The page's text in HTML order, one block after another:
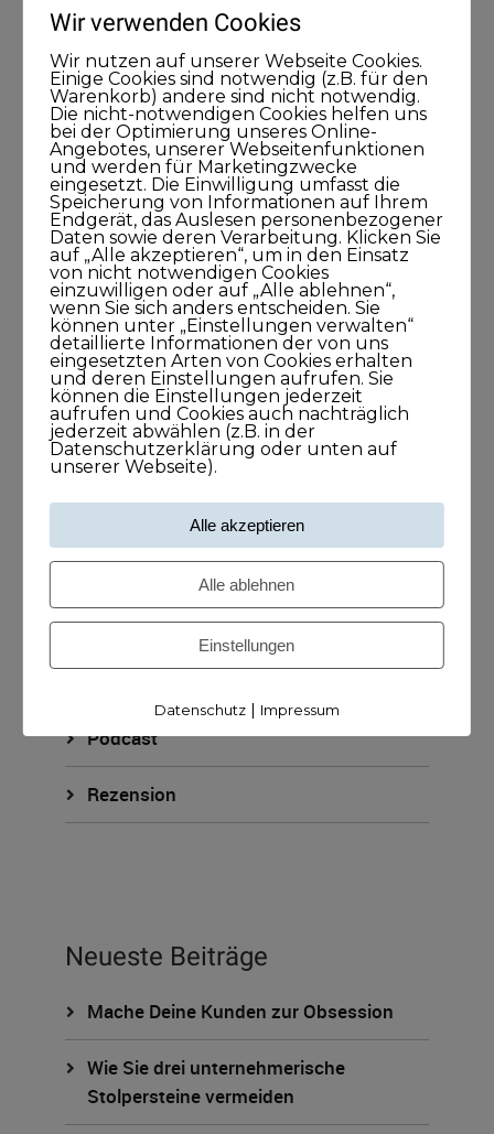
Kategorien
Blog
KUNDISCHgedacht
KUNDISCHimpuls
KUNDISCHkonkret
KUNDISCHleben
KUNDISCHpositioniert
KUNDISCHstory
KUNDISCHstrategie
KUNDISCHverkauf
KUNDISCHzukunft
Podcast
Rezension
Neueste Beiträge
Mache Deine Kunden zur Obsession
Wie Sie drei unternehmerische
Stolpersteine vermeiden
Wir verwenden Cookies
Wir nutzen auf unserer Webseite Cookies.
Einige Cookies sind notwendig (z.B. für den
Warenkorb) andere sind nicht notwendig.
Die nicht-notwendigen Cookies helfen uns
bei der Optimierung unseres Online-
Angebotes, unserer Webseitenfunktionen
und werden für Marketingzwecke
eingesetzt. Die Einwilligung umfasst die
Speicherung von Informationen auf Ihrem
Endgerät, das Auslesen personenbezogener
Daten sowie deren Verarbeitung. Klicken Sie
auf „Alle akzeptieren“, um in den Einsatz
von nicht notwendigen Cookies
einzuwilligen oder auf „Alle ablehnen“,
wenn Sie sich anders entscheiden. Sie
können unter „Einstellungen verwalten“
detaillierte Informationen der von uns
eingesetzten Arten von Cookies erhalten
und deren Einstellungen aufrufen. Sie
können die Einstellungen jederzeit
aufrufen und Cookies auch nachträglich
jederzeit abwählen (z.B. in der
Datenschutzerklärung oder unten auf
unserer Webseite).
Alle akzeptieren
Alle ablehnen
Einstellungen
Datenschutz| Impressum